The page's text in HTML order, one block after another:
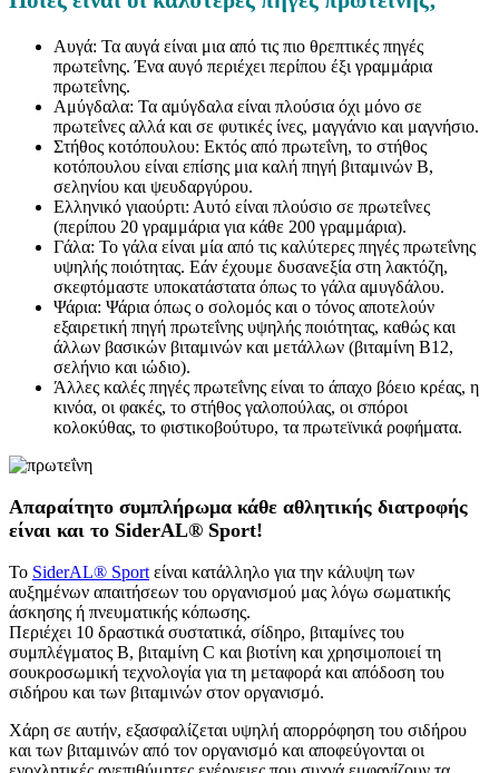
Αυγά: Τα αυγά είναι μια από τις πιο θρεπτικές πηγές
πρωτεΐνης. Ένα αυγό περιέχει περίπου έξι γραμμάρια
πρωτεΐνης.
Αμύγδαλα: Τα αμύγδαλα είναι πλούσια όχι μόνο σε
πρωτεΐνες αλλά και σε φυτικές ίνες, μαγγάνιο και μαγνήσιο.
Στήθος κοτόπουλου: Εκτός από πρωτεΐνη, το στήθος
κοτόπουλου είναι επίσης μια καλή πηγή βιταμινών Β,
σεληνίου και ψευδαργύρου.
Ελληνικό γιαούρτι: Αυτό είναι πλούσιο σε πρωτεΐνες
(περίπου 20 γραμμάρια για κάθε 200 γραμμάρια).
Γάλα: Το γάλα είναι μία από τις καλύτερες πηγές πρωτεΐνης
υψηλής ποιότητας. Εάν έχουμε δυσανεξία στη λακτόζη,
σκεφτόμαστε υποκατάστατα όπως το γάλα αμυγδάλου.
Ψάρια: Ψάρια όπως ο σολομός και ο τόνος αποτελούν
εξαιρετική πηγή πρωτεΐνης υψηλής ποιότητας, καθώς και
άλλων βασικών βιταμινών και μετάλλων (βιταμίνη Β12,
σελήνιο και ιώδιο).
Άλλες καλές πηγές πρωτεΐνης είναι το άπαχο βόειο κρέας, η
κινόα, οι φακές, το στήθος γαλοπούλας, οι σπόροι
κολοκύθας, το φιστικοβούτυρο, τα πρωτεϊνικά ροφήματα.
Απαραίτητο συμπλήρωμα κάθε αθλητικής διατροφής
είναι και το SiderAL® Sport!
Το SiderAL® Sport είναι κατάλληλο για την κάλυψη των
αυξημένων απαιτήσεων του οργανισμού μας λόγω σωματικής
άσκησης ή πνευματικής κόπωσης.
Περιέχει 10 δραστικά συστατικά, σίδηρο, βιταμίνες του
συμπλέγματος Β, βιταμίνη C και βιοτίνη και χρησιμοποιεί τη
σουκροσωμική τεχνολογία για τη μεταφορά και απόδοση του
σιδήρου και των βιταμινών στον οργανισμό.
Χάρη σε αυτήν, εξασφαλίζεται υψηλή απορρόφηση του σιδήρου
και των βιταμινών από τον οργανισμό και αποφεύγονται οι